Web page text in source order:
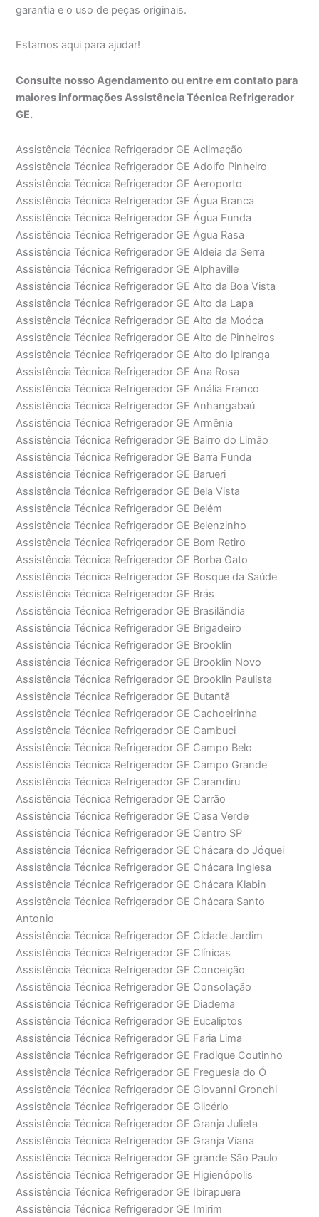
garantia e o uso de peças originais.
Estamos aqui para ajudar!
Consulte nosso Agendamento ou entre em contato para
maiores informações Assistência Técnica Refrigerador
GE.
Assistência Técnica Refrigerador GE Aclimação
Assistência Técnica Refrigerador GE Adolfo Pinheiro
Assistência Técnica Refrigerador GE Aeroporto
Assistência Técnica Refrigerador GE Água Branca
Assistência Técnica Refrigerador GE Água Funda
Assistência Técnica Refrigerador GE Água Rasa
Assistência Técnica Refrigerador GE Aldeia da Serra
Assistência Técnica Refrigerador GE Alphaville
Assistência Técnica Refrigerador GE Alto da Boa Vista
Assistência Técnica Refrigerador GE Alto da Lapa
Assistência Técnica Refrigerador GE Alto da Moóca
Assistência Técnica Refrigerador GE Alto de Pinheiros
Assistência Técnica Refrigerador GE Alto do Ipiranga
Assistência Técnica Refrigerador GE Ana Rosa
Assistência Técnica Refrigerador GE Anália Franco
Assistência Técnica Refrigerador GE Anhangabaú
Assistência Técnica Refrigerador GE Armênia
Assistência Técnica Refrigerador GE Bairro do Limão
Assistência Técnica Refrigerador GE Barra Funda
Assistência Técnica Refrigerador GE Barueri
Assistência Técnica Refrigerador GE Bela Vista
Assistência Técnica Refrigerador GE Belém
Assistência Técnica Refrigerador GE Belenzinho
Assistência Técnica Refrigerador GE Bom Retiro
Assistência Técnica Refrigerador GE Borba Gato
Assistência Técnica Refrigerador GE Bosque da Saúde
Assistência Técnica Refrigerador GE Brás
Assistência Técnica Refrigerador GE Brasilândia
Assistência Técnica Refrigerador GE Brigadeiro
Assistência Técnica Refrigerador GE Brooklin
Assistência Técnica Refrigerador GE Brooklin Novo
Assistência Técnica Refrigerador GE Brooklin Paulista
Assistência Técnica Refrigerador GE Butantã
Assistência Técnica Refrigerador GE Cachoeirinha
Assistência Técnica Refrigerador GE Cambuci
Assistência Técnica Refrigerador GE Campo Belo
Assistência Técnica Refrigerador GE Campo Grande
Assistência Técnica Refrigerador GE Carandiru
Assistência Técnica Refrigerador GE Carrão
Assistência Técnica Refrigerador GE Casa Verde
Assistência Técnica Refrigerador GE Centro SP
Assistência Técnica Refrigerador GE Chácara do Jóquei
Assistência Técnica Refrigerador GE Chácara Inglesa
Assistência Técnica Refrigerador GE Chácara Klabin
Assistência Técnica Refrigerador GE Chácara Santo
Antonio
Assistência Técnica Refrigerador GE Cidade Jardim
Assistência Técnica Refrigerador GE Clínicas
Assistência Técnica Refrigerador GE Conceição
Assistência Técnica Refrigerador GE Consolação
Assistência Técnica Refrigerador GE Diadema
Assistência Técnica Refrigerador GE Eucaliptos
Assistência Técnica Refrigerador GE Faria Lima
Assistência Técnica Refrigerador GE Fradique Coutinho
Assistência Técnica Refrigerador GE Freguesia do Ó
Assistência Técnica Refrigerador GE Giovanni Gronchi
Assistência Técnica Refrigerador GE Glicério
Assistência Técnica Refrigerador GE Granja Julieta
Assistência Técnica Refrigerador GE Granja Viana
Assistência Técnica Refrigerador GE grande São Paulo
Assistência Técnica Refrigerador GE Higienópolis
Assistência Técnica Refrigerador GE Ibirapuera
Assistência Técnica Refrigerador GE Imirim